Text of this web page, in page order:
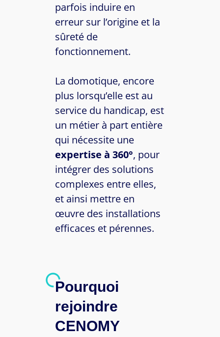
parfois induire en
erreur sur l’origine et la
sûreté de
fonctionnement.
La domotique, encore
plus lorsqu’elle est au
service du handicap, est
un métier à part entière
qui nécessite une
expertise à 360°, pour
intégrer des solutions
complexes entre elles,
et ainsi mettre en
œuvre des installations
efficaces et pérennes.
Pourquoi
rejoindre
CENOMY